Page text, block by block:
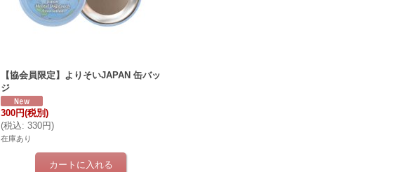
【協会員限定】よりそいJAPAN 缶バッ
ジ
300円(税別)
(税込: 330円)
在庫あり